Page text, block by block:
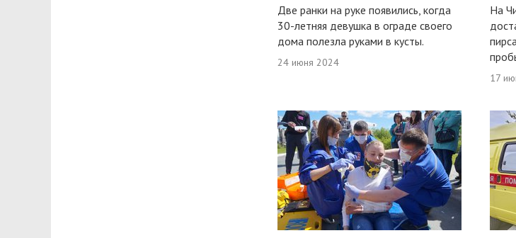
Две ранки на руке появились, когда
30-летняя девушка в ограде своего
дома полезла руками в кусты.
24 июня 2024
На
17